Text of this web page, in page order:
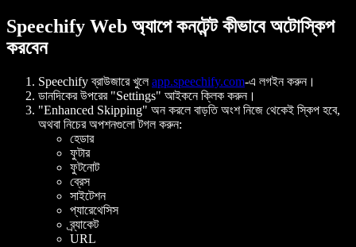
Speechify Web অ্যাপে কনটেন্ট কীভাবে অটোস্কিপ
করবেন
Speechify ব্রাউজারে খুলেapp.speechify.com-এ লগইন করুন।
ডানদিকের উপরের "Settings" আইকনে ক্লিক করুন।
"Enhanced Skipping" অন করলে বাড়তি অংশ নিজে থেকেই স্কিপ হবে,
অথবা নিচের অপশনগুলো টগল করুন:
হেডার
ফুটার
ফুটনোট
ব্রেস
সাইটেশন
প্যারেথেসিস
ব্র্যাকেট
URL